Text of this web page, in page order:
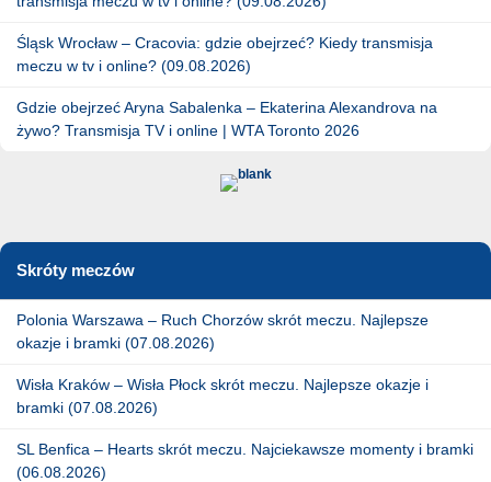
Śląsk Wrocław – Cracovia: gdzie obejrzeć? Kiedy transmisja
meczu w tv i online? (09.08.2026)
Gdzie obejrzeć Aryna Sabalenka – Ekaterina Alexandrova na
żywo? Transmisja TV i online | WTA Toronto 2026
Skróty meczów
Polonia Warszawa – Ruch Chorzów skrót meczu. Najlepsze
okazje i bramki (07.08.2026)
Wisła Kraków – Wisła Płock skrót meczu. Najlepsze okazje i
bramki (07.08.2026)
SL Benfica – Hearts skrót meczu. Najciekawsze momenty i bramki
(06.08.2026)